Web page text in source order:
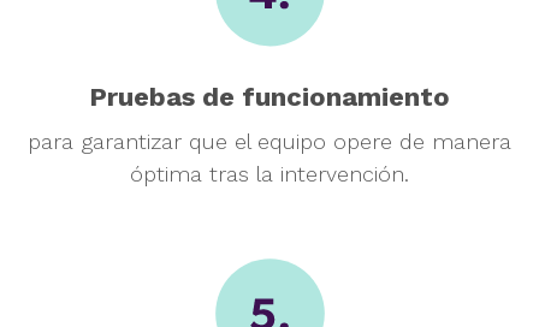
Pruebas de funcionamiento
para garantizar que el equipo opere de manera
óptima tras la intervención.